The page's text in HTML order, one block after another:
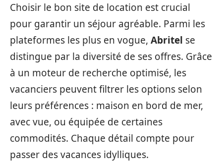
Choisir le bon site de location est crucial
pour garantir un séjour agréable. Parmi les
plateformes les plus en vogue, Abritel se
distingue par la diversité de ses offres. Grâce
à un moteur de recherche optimisé, les
vacanciers peuvent filtrer les options selon
leurs préférences : maison en bord de mer,
avec vue, ou équipée de certaines
commodités. Chaque détail compte pour
passer des vacances idylliques.